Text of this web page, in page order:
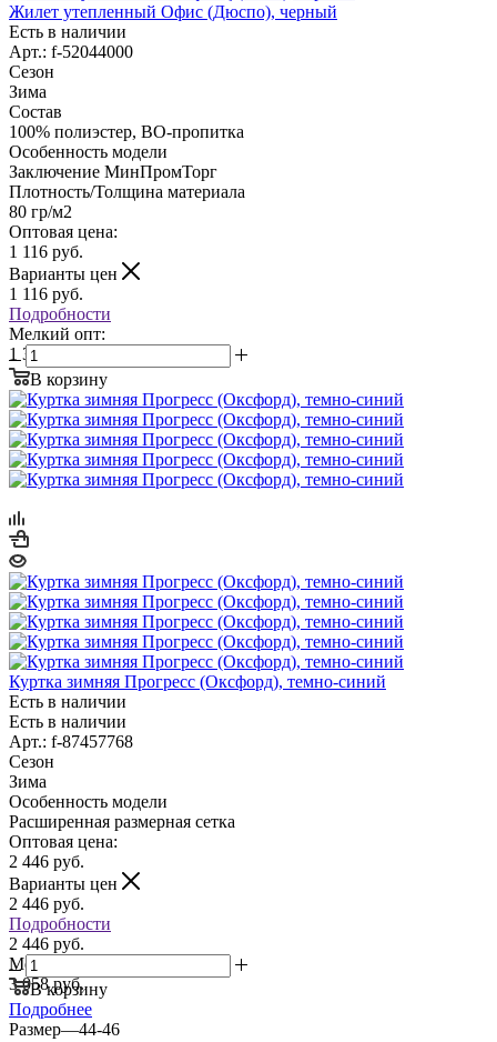
Жилет утепленный Офис (Дюспо), черный
Есть в наличии
Арт.: f-52044000
Сезон
Зима
Состав
100% полиэстер, ВО-пропитка
Особенность модели
Заключение МинПромТорг
Плотность/Толщина материала
80 гр/м2
Оптовая цена:
1 116 руб.
Варианты цен
1 116 руб.
Подробности
Мелкий опт:
1 394 руб.
В корзину
Куртка зимняя Прогресс (Оксфорд), темно-синий
Есть в наличии
Есть в наличии
Арт.: f-87457768
Сезон
Зима
Особенность модели
Расширенная размерная сетка
Оптовая цена:
2 446 руб.
Варианты цен
2 446 руб.
Подробности
2 446 руб.
Мелкий опт:
3 058 руб.
В корзину
Подробнее
Размер—44-46